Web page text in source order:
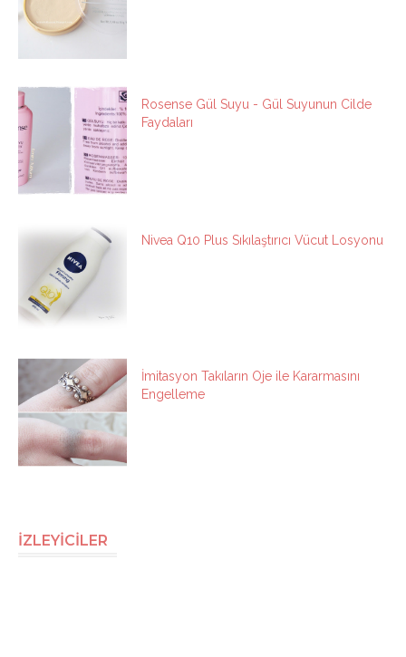
Rosense Gül Suyu - Gül Suyunun Cilde
Faydaları
Nivea Q10 Plus Sıkılaştırıcı Vücut Losyonu
İmitasyon Takıların Oje ile Kararmasını
Engelleme
İZLEYİCİLER